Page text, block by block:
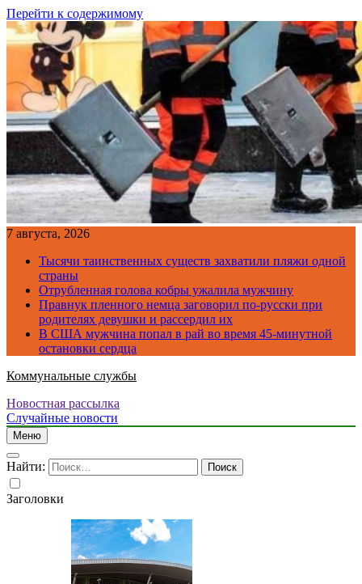
Перейти к содержимому
7 августа, 2026
Тысячи таинственных существ захватили пляжи одной
страны
Отрубленная голова кобры ужалила мужчину
Правнук пленного немца заговорил по-русски при
родителях девушки и рассердил их
В США мужчина попал в рай во время 45-минутной
остановки сердца
Коммунальные службы
Новостная рассылка
Случайные новости
Меню
Найти:
Заголовки